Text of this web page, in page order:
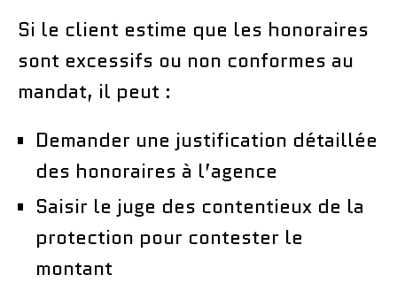
Si le client estime que les honoraires
sont excessifs ou non conformes au
mandat, il peut :
Demander une justification détaillée
des honoraires à l’agence
Saisir le juge des contentieux de la
protection pour contester le
montant